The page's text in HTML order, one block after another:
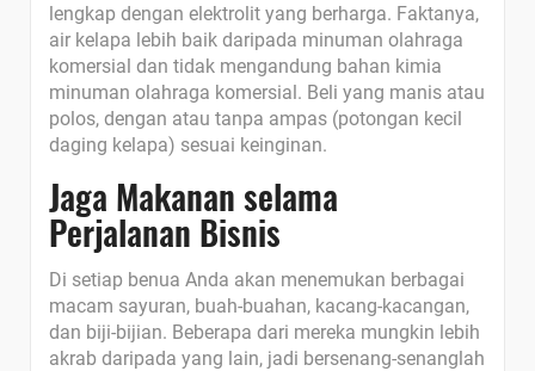
lengkap dengan elektrolit yang berharga. Faktanya,
air kelapa lebih baik daripada minuman olahraga
komersial dan tidak mengandung bahan kimia
minuman olahraga komersial. Beli yang manis atau
polos, dengan atau tanpa ampas (potongan kecil
daging kelapa) sesuai keinginan.
Jaga Makanan selama
Perjalanan Bisnis
Di setiap benua Anda akan menemukan berbagai
macam sayuran, buah-buahan, kacang-kacangan,
dan biji-bijian. Beberapa dari mereka mungkin lebih
akrab daripada yang lain, jadi bersenang-senanglah